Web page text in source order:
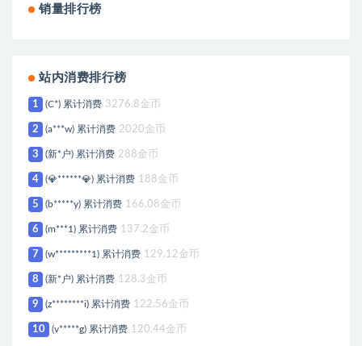
销量排行榜
站内消费排行榜
1 (C*) 累计消费 3276.8金币
2 (a***w) 累计消费 2020金币
3 (新*户) 累计消费 288金币
4 (💎******💎) 累计消费 188金币
5 (b*****y) 累计消费 166.08金币
6 (m***1) 累计消费 137.2金币
7 (w*********1) 累计消费 129.12金币
8 (新*户) 累计消费 128.3金币
9 (z********i) 累计消费 122.56金币
10 (v*****g) 累计消费 120.44金币